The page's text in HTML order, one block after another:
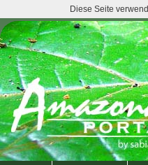
Diese Seite